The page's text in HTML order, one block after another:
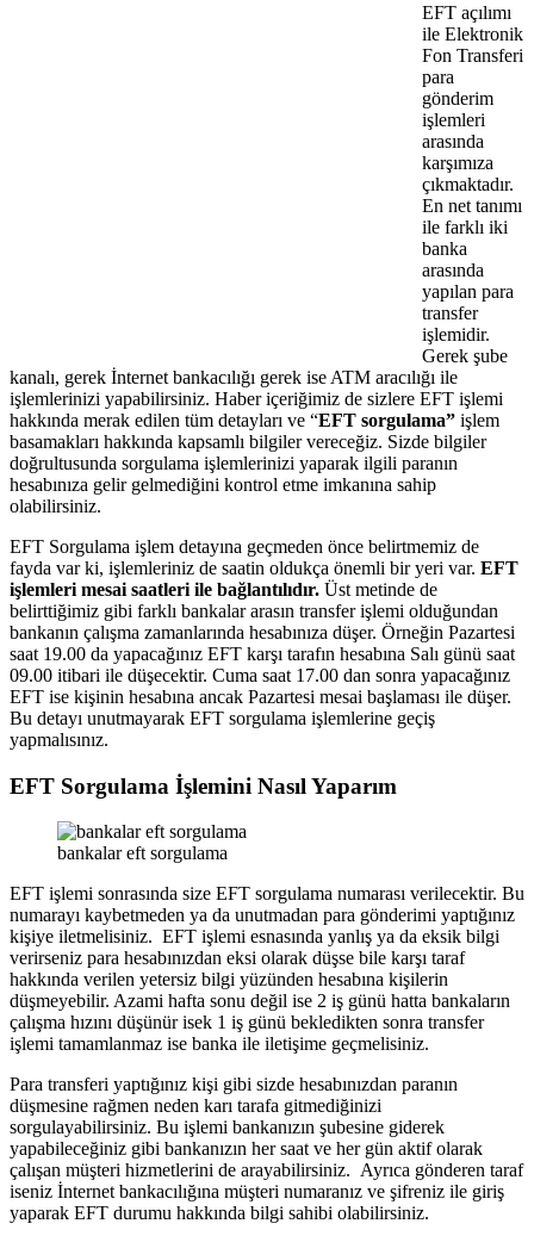
EFT açılımı
ile Elektronik
Fon Transferi
para
gönderim
işlemleri
arasında
karşımıza
çıkmaktadır.
En net tanımı
ile farklı iki
banka
arasında
yapılan para
transfer
işlemidir.
Gerek şube
kanalı, gerek İnternet bankacılığı gerek ise ATM aracılığı ile
işlemlerinizi yapabilirsiniz. Haber içeriğimiz de sizlere EFT işlemi
hakkında merak edilen tüm detayları ve “EFT sorgulama” işlem
basamakları hakkında kapsamlı bilgiler vereceğiz. Sizde bilgiler
doğrultusunda sorgulama işlemlerinizi yaparak ilgili paranın
hesabınıza gelir gelmediğini kontrol etme imkanına sahip
olabilirsiniz.
EFT Sorgulama işlem detayına geçmeden önce belirtmemiz de
fayda var ki, işlemleriniz de saatin oldukça önemli bir yeri var. EFT
işlemleri mesai saatleri ile bağlantılıdır. Üst metinde de
belirttiğimiz gibi farklı bankalar arasın transfer işlemi olduğundan
bankanın çalışma zamanlarında hesabınıza düşer. Örneğin Pazartesi
saat 19.00 da yapacağınız EFT karşı tarafın hesabına Salı günü saat
09.00 itibari ile düşecektir. Cuma saat 17.00 dan sonra yapacağınız
EFT ise kişinin hesabına ancak Pazartesi mesai başlaması ile düşer.
Bu detayı unutmayarak EFT sorgulama işlemlerine geçiş
yapmalısınız.
EFT Sorgulama İşlemini Nasıl Yaparım
bankalar eft sorgulama
EFT işlemi sonrasında size EFT sorgulama numarası verilecektir. Bu
numarayı kaybetmeden ya da unutmadan para gönderimi yaptığınız
kişiye iletmelisiniz. EFT işlemi esnasında yanlış ya da eksik bilgi
verirseniz para hesabınızdan eksi olarak düşse bile karşı taraf
hakkında verilen yetersiz bilgi yüzünden hesabına kişilerin
düşmeyebilir. Azami hafta sonu değil ise 2 iş günü hatta bankaların
çalışma hızını düşünür isek 1 iş günü bekledikten sonra transfer
işlemi tamamlanmaz ise banka ile iletişime geçmelisiniz.
Para transferi yaptığınız kişi gibi sizde hesabınızdan paranın
düşmesine rağmen neden karı tarafa gitmediğinizi
sorgulayabilirsiniz. Bu işlemi bankanızın şubesine giderek
yapabileceğiniz gibi bankanızın her saat ve her gün aktif olarak
çalışan müşteri hizmetlerini de arayabilirsiniz. Ayrıca gönderen taraf
iseniz İnternet bankacılığına müşteri numaranız ve şifreniz ile giriş
yaparak EFT durumu hakkında bilgi sahibi olabilirsiniz.